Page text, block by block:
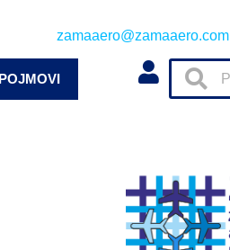
zamaaero@zamaaero.com